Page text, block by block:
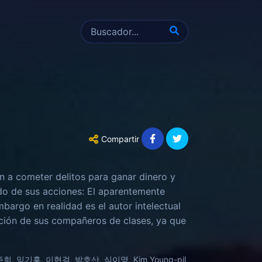
Compartir
a cometer delitos para ganar dinero y
de sus acciones: El aparentemente
en realidad es el autor intelectual
de sus compañeros de clases, ya que
, 임기홍, 이현걸, 박호산, 심이영, Kim Young-pil